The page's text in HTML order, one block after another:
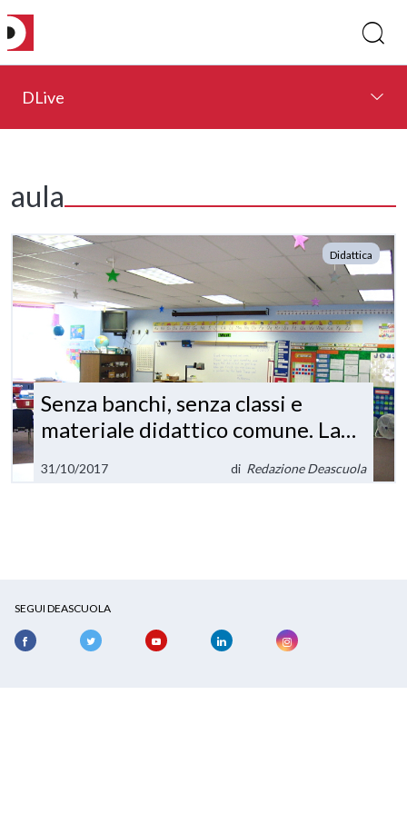
DLive
aula
Didattica
Senza banchi, senza classi e
materiale didattico comune. La
31/10/2017 di Redazione Deascuola
SEGUI DEASCUOLA